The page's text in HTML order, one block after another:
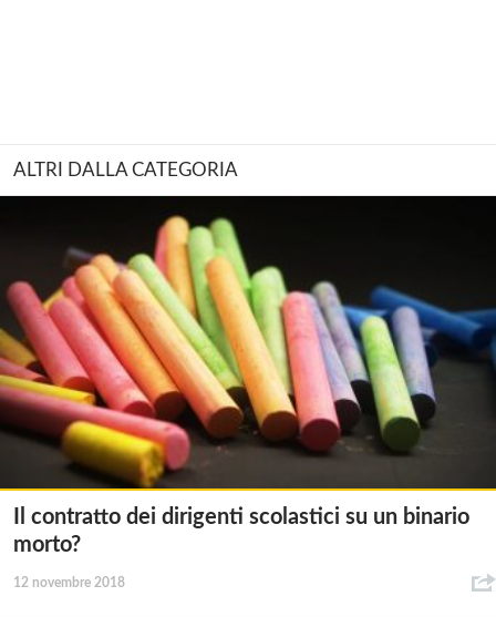
ALTRI DALLA CATEGORIA
Il contratto dei dirigenti scolastici su un binario
morto?
12 novembre 2018